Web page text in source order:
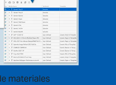
materiales